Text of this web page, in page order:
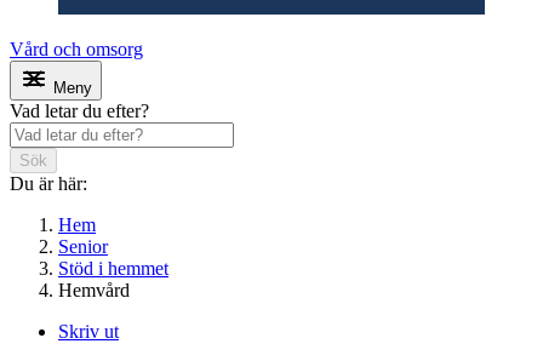
Vård och omsorg
Meny
Vad letar du efter?
Sök
Du är här:
Hem
Senior
Stöd i hemmet
Hemvård
Skriv ut